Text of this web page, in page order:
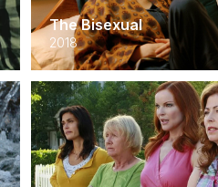
The Bisexual
2018